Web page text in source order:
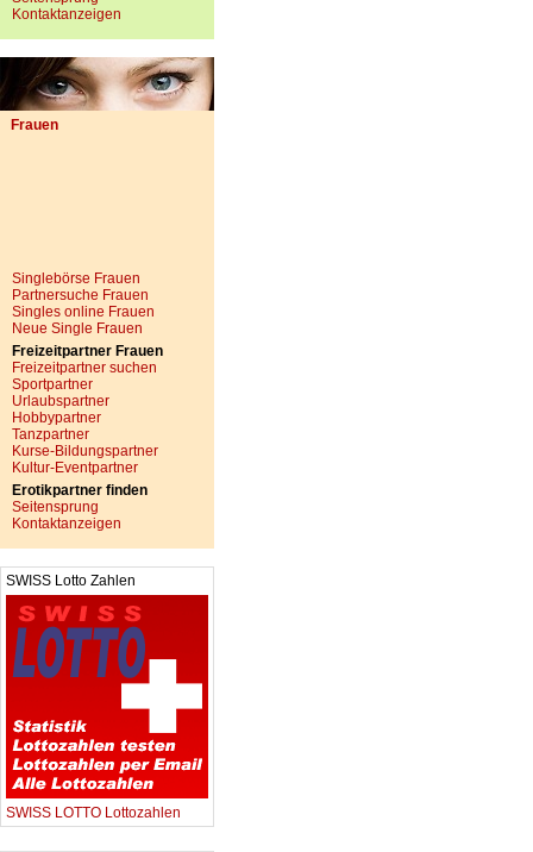
Kontaktanzeigen
Frauen
Singlebörse Frauen
Partnersuche Frauen
Singles online Frauen
Neue Single Frauen
Freizeitpartner Frauen
Freizeitpartner suchen
Sportpartner
Urlaubspartner
Hobbypartner
Tanzpartner
Kurse-Bildungspartner
Kultur-Eventpartner
Erotikpartner finden
Seitensprung
Kontaktanzeigen
SWISS Lotto Zahlen
SWISS LOTTO Lottozahlen